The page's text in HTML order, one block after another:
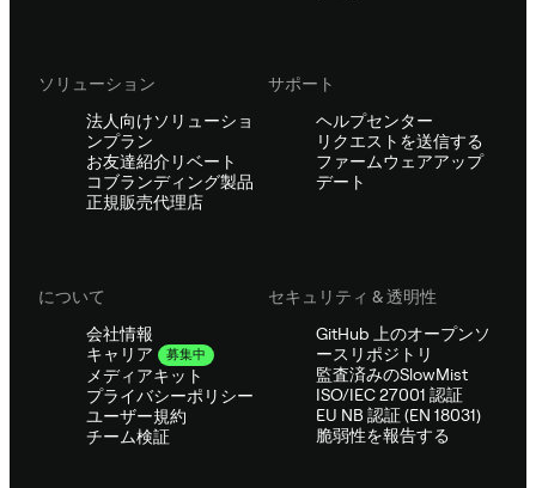
ソリューション
法人向けソリューショ
ンプラン
お友達紹介リベート
コブランディング製品
正規販売代理店
サポート
ヘルプセンター
リクエストを送信する
ファームウェアアップ
デート
について
会社情報
キャリア
募集中
メディアキット
プライバシーポリシー
ユーザー規約
チーム検証
セキュリティ & 透明性
GitHub 上のオープンソ
ースリポジトリ
監査済みのSlowMist
ISO/IEC 27001 認証
EU NB 認証 (EN 18031)
脆弱性を報告する